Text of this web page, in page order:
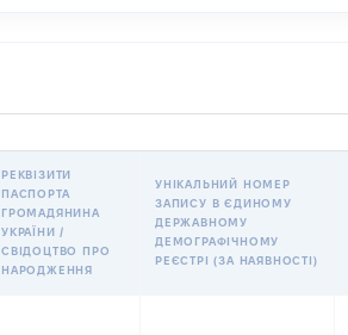
РЕКВІЗИТИ
ПАСПОРТА
ГРОМАДЯНИНА
УКРАЇНИ /
СВІДОЦТВО ПРО
НАРОДЖЕННЯ
УНІКАЛЬНИЙ НОМЕР
ЗАПИСУ В ЄДИНОМУ
ДЕРЖАВНОМУ
ДЕМОГРАФІЧНОМУ
РЕЄСТРІ (ЗА НАЯВНОСТІ)